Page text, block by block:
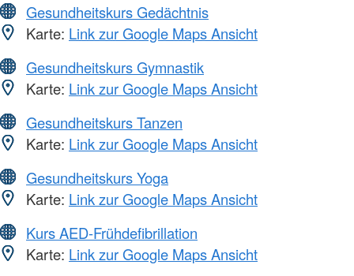
Gesundheitskurs Gedächtnis
Karte: Link zur Google Maps Ansicht
Gesundheitskurs Gymnastik
Karte: Link zur Google Maps Ansicht
Gesundheitskurs Tanzen
Karte: Link zur Google Maps Ansicht
Gesundheitskurs Yoga
Karte: Link zur Google Maps Ansicht
Kurs AED-Frühdefibrillation
Karte: Link zur Google Maps Ansicht